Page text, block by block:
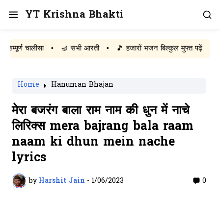
YT Krishna Bhakti
चालीसा • 🪔 सभी आरती • 🎵 हजारों भजन बिल्कुल मुफ्त पढ़ें
Home Hanuman Bhajan
मेरा बजरंग बाला राम नाम की धुन में नाचे
लिरिक्स mera bajrang bala raam
naam ki dhun mein nache
lyrics
by Harshit Jain - 1/06/2023 0